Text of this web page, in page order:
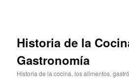
Historia de la
Gastronomía
Historia de la cocina, los alimentos,